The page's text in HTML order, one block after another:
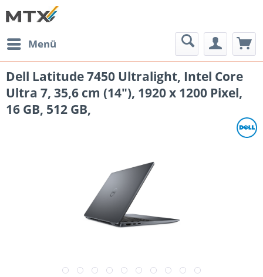
Menü
Dell Latitude 7450 Ultralight, Intel Core
Ultra 7, 35,6 cm (14"), 1920 x 1200 Pixel,
16 GB, 512 GB,